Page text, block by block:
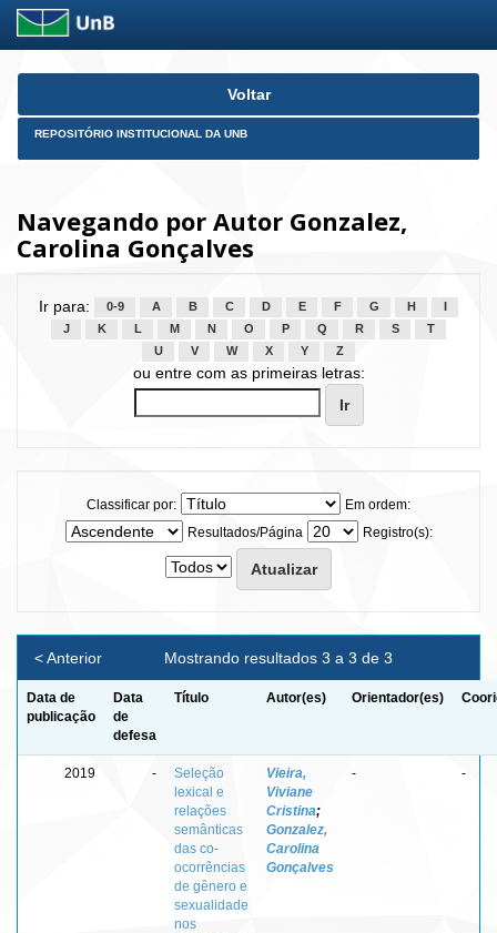
Skip
Voltar
REPOSITÓRIO INSTITUCIONAL DA UNB
Navegando por Autor Gonzalez,
Carolina Gonçalves
Ir para: 0-9 A B C D E F G H
J
K L M N O P Q R S
T
U
V W X Y Z
ou entre com as primeiras letras:
Classificar por:
Em ordem:
Resultados/Página
Registro(s):
Mostrando resultados 3 a 3 de 3
< Anterior
Data de
publicação
Data
de
defesa
Título Autor(es) Orientador(es)
2019 -
Seleção
lexical e
relações
semânticas
das co-
ocorrências
de gênero e
sexualidade
nos
Vieira,
Viviane
Cristina;
Gonzalez,
Carolina
Gonçalves
- -